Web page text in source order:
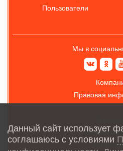
Пользователи
Мы в
Правовая
Обратная
Карта
Данный сайт использует
соглашаюсь с условиями